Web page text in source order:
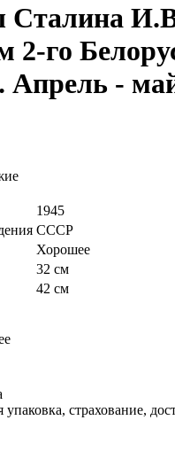
Сталина
2-го
Апрель -
1945
СССР
Хорошее
32 см
42 см
страхование,